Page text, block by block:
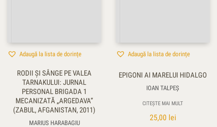
Adaugă la lista de dorințe
RODII ŞI SÂNGE PE VALEA
TARNAKULUI: JURNAL
PERSONAL BRIGADA 1
MECANIZATĂ „ARGEDAVA”
(ZABUL, AFGANISTAN, 2011)
MARIUS HARABAGIU
Adaugă la lista de dorințe
EPIGONI AI MARELUI HIDALGO
IOAN TALPEŞ
CITEȘTE MAI MULT
25,00 lei